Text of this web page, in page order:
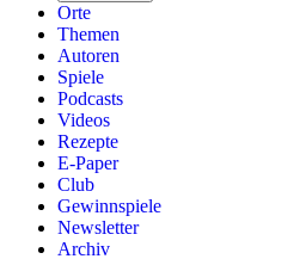
Orte
Themen
Autoren
Spiele
Podcasts
Videos
Rezepte
E-Paper
Club
Gewinnspiele
Newsletter
Archiv